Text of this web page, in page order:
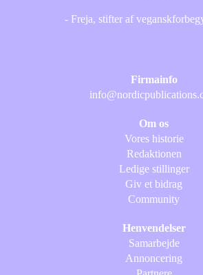
- Freja, stifter af
Firmainfo
Om os
Vores historie
Redaktionen
Ledige stillinger
Giv et bidrag
Community
Henvendelser
Samarbejde
Annoncering